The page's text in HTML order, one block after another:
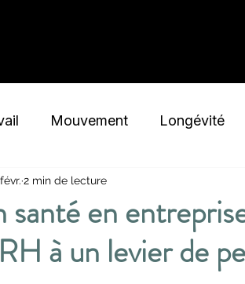
Mouvement Longévité
Innovation
Cérébrale
en
à un levier de
2 min de lecture